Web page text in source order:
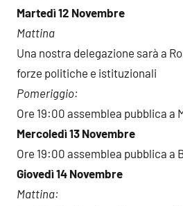
Martedì 12 Novembre
Mattina
Una nostra delegazione sarà a
forze politiche e istituzionali
Pomeriggio:
Ore 19:00 assemblea pubblica a
Mercoledì 13 Novembre
Ore 19:00 assemblea pubblica a
Giovedì 14 Novembre
Mattina: